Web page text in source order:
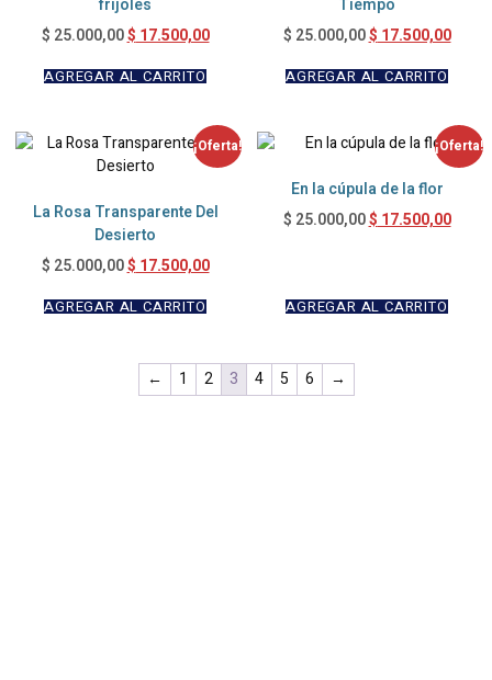
frijoles
$ 25.000,00 $ 17.500,00
AGREGAR AL CARRITO
Tiempo
$ 25.000,00 $ 17.500,00
AGREGAR AL CARRITO
¡Oferta!
La Rosa Transparente Del
Desierto
$ 25.000,00 $ 17.500,00
AGREGAR AL CARRITO
¡Oferta!
En la cúpula de la flor
$ 25.000,00 $ 17.500,00
AGREGAR AL CARRITO
← 1 2 3 4 5 6 →